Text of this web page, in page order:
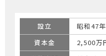
設立
昭和47
資本金
2,500万